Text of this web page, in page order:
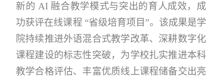
新的 AI 融合教学模式与突出的育人成效，成
功获评在线课程 “省级培育项目”。该成果是学
院持续推进外语混合式教学改革、深耕数字化
课程建设的标志性突破，为学校扎实推进本科
教学合格评估、丰富优质线上课程储备交出亮